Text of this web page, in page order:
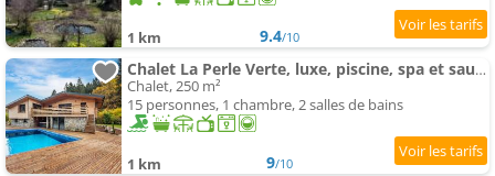
1 km 9.4/10
Chalet La Perle Verte, luxe, piscine, spa et sauna
Chalet, 250 m²
15 personnes, 1 chambre, 2 salles de bains
1 km 9/10